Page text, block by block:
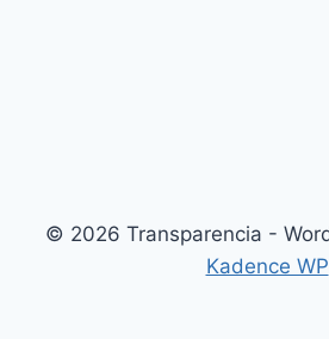
© 2026 Transparencia -
Kadence WP